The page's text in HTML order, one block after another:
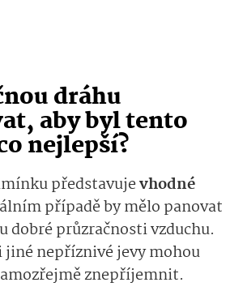
dráhu
aby byl tento
nejlepší?
představujevhodné
případě by mělo panovat
dobré průzračnosti vzduchu.
jiné nepříznivé jevy mohou
znepříjemnit.